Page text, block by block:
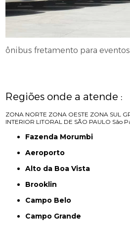
ônibus fretamento para eventos
Regiões onde a atende :
ZONA NORTE ZONA OESTE ZONA SUL
INTERIOR LITORAL DE SÃO PAULO São
Fazenda Morumbi
Aeroporto
Alto da Boa Vista
Brooklin
Campo Belo
Campo Grande